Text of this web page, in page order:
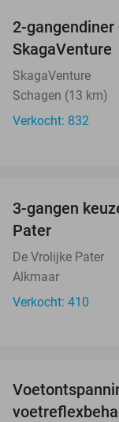
2-
SkagaVenture
SkagaVenture
Schagen (13 km)
Verkocht: 832
3-gangen
Pater
De Vrolijke Pater
Alkmaar
Verkocht: 410
OUT